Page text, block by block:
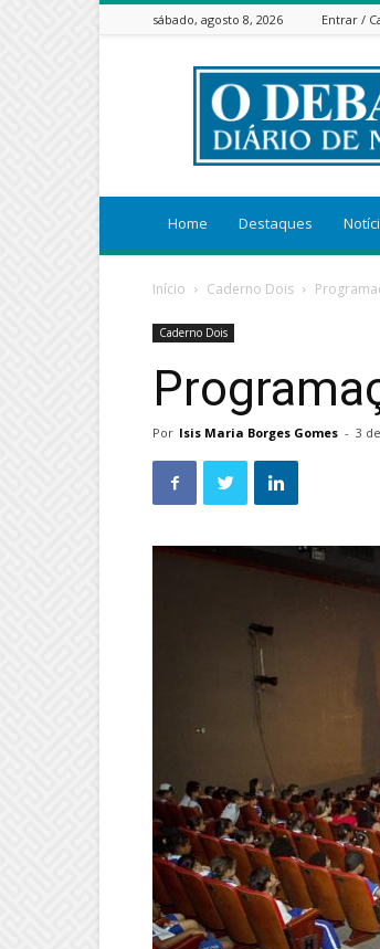
sábado, agosto 8, 2026 Entrar /
ODEBATEON
Home Destaques
Início Caderno Dois
Caderno Dois
Por Isis Maria Borges Gomes - 3